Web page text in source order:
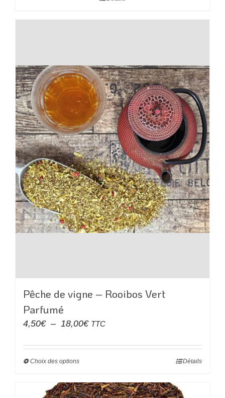
Pêche de vigne – Rooibos Vert
Parfumé
4,50€ – 18,00€Plage
prix :
18,00€
TTC
Choix des optionsCe
a
Détails